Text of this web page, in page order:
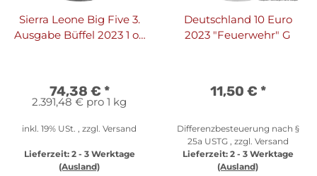
Sierra Leone Big Five 3.
Ausgabe Büffel 2023 1 oz
74,38 € *
2.391,48 € pro 1 kg
inkl. 19% USt. , zzgl. Versand
Lieferzeit: 2 - 3 Werktage
(Ausland)
Deutschland 10 Euro
2023 "Feuerwehr" G
11,50 € *
Differenzbesteuerung nach §
25a USTG , zzgl. Versand
Lieferzeit: 2 - 3 Werktage
(Ausland)